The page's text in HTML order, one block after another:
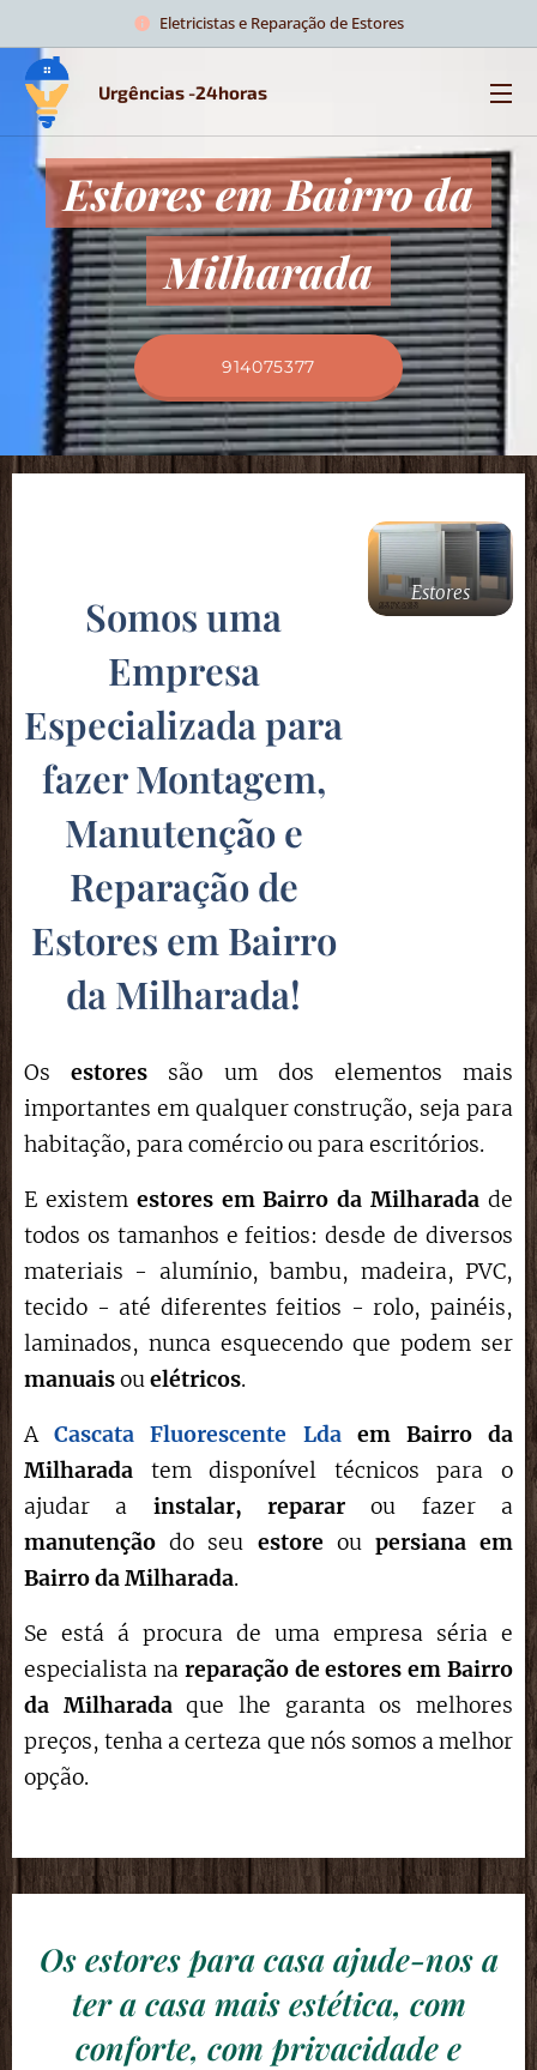
Eletricistas e Reparação de Estores
Urgências -24horas
Estores em Bairro da
Milharada
914075377
Estores
Somos uma
Empresa
Especializada para
fazer Montagem,
Manutenção e
Reparação de
Estores em Bairro
da Milharada!
Os estores são um dos elementos mais
importantes em qualquer construção, seja para
habitação, para comércio ou para escritórios.
E existem estores em Bairro da Milharadade
todos os tamanhos e feitios: desde de diversos
materiais - alumínio, bambu, madeira, PVC,
tecido - até diferentes feitios - rolo, painéis,
laminados, nunca esquecendo que podem ser
manuaisouelétricos.
ACascata Fluorescente Ldaem Bairro da
Milharada tem disponível técnicos para o
ajudar a instalar, reparar ou fazer a
manutenção do seu estore ou persiana em
Bairro da Milharada.
Se está á procura de uma empresa séria e
especialista na reparação de estores em Bairro
da Milharadaque lhe garanta os melhores
preços, tenha a certeza que nós somos a melhor
opção.
Os estores para casa ajude-nos a
ter a casa mais estética, com
conforte, com privacidade e